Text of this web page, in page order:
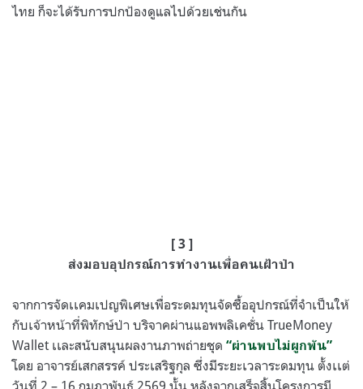
ไทย ก็จะได้รับการปกป้องดูแลไปด้วยเช่นกัน
[ 3 ]
ส่งมอบอุปกรณ์การทำงานเพื่อคนเฝ้าป่า
จากการจัดเเคมเปญพิเศษเพื่อระดมทุนจัดซื้ออุปกรณ์ที่จำเป็นให้
กับเจ้าหน้าที่พิทักษ์ป่า บริจาคผ่านแอพพลิเคชั่น TrueMoney
Wallet เเละสนับสนุนผลงานภาพถ่ายชุด “ผ่านพบไม่ผูกพัน”
โดย อาจารย์เสกสรรค์ ประเสริฐกุล ซึ่งมีระยะเวลาระดมทุน ตั้งเเต่
วันที่ 2 – 16 กุมภาพันธ์ 2569 นั้น หลังจากเสร็จสิ้นโครงการมี